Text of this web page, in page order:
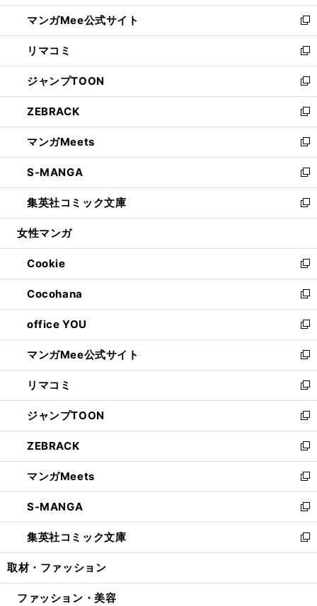
開
く
ン
ド
ウ
で
開
く
ウ
ィ
ン
ド
ウ
で
開
く
し
い
ウ
ィ
ン
ド
ウ
で
開
く
マンガMee公式サイト
新
し
い
ウ
ィ
ン
ド
ウ
で
開
く
リマコミ
新
し
い
ウ
ィ
ン
ド
ウ
で
開
く
ジャンプTOON
新
し
い
ウ
ィ
ン
ド
ウ
で
開
ZEBRACK
新
し
い
ウ
ィ
ン
ド
ウ
開
く
マンガMeets
新
し
い
ウ
ィ
ン
ウ
で
開
く
S-MANGA
新
し
い
ウ
ン
ド
ウ
で
開
く
集英社コミック文庫
新
し
ウ
ィ
ン
ド
ウ
で
開
く
女性マンガ
Cookie
新
し
い
ウ
ィ
ン
ド
ウ
で
開
く
Cocohana
新
し
い
ウ
ィ
ン
ド
ウ
で
開
く
office YOU
新
し
い
ウ
ィ
ン
ド
ウ
で
開
く
マンガMee公式サイト
新
し
い
ウ
ィ
ン
ド
ウ
で
開
く
リマコミ
新
し
い
ウ
ィ
ン
ド
ウ
で
開
く
ジャンプTOON
新
し
い
ウ
ィ
ン
ド
ウ
で
開
ZEBRACK
新
し
い
ウ
ィ
ン
ド
ウ
開
マンガMeets
新
し
い
ウ
ィ
ン
ウ
S-MANGA
新
し
い
ウ
ン
集英社コミック文庫
新
し
ウ
取材・ファッション
ファッション・美容